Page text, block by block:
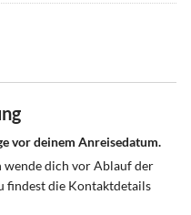
vor deinem Anreisedatum.
wende dich vor Ablauf der
findest die Kontaktdetails